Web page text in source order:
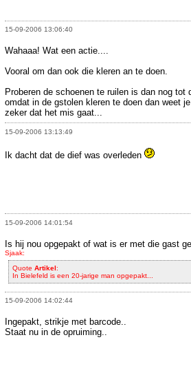
15-09-2006 13:06:40
Wahaaa! Wat een actie....
Vooral om dan ook die kleren an te doen.
Proberen de schoenen te ruilen is dan nog tot
omdat in de gstolen kleren te doen dan weet
zeker dat het mis gaat...
15-09-2006 13:13:49
Ik dacht dat de dief was overleden
15-09-2006 14:01:54
Is hij nou opgepakt of wat is er met die gast
Sjaak:
Quote Artikel:
In Bielefeld is een 20-jarige man opgepakt...
15-09-2006 14:02:44
Ingepakt, strikje met barcode..
Staat nu in de opruiming..